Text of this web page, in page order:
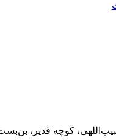
کوچه قدیر، بن‌بست 13، پلاک 2، واحد